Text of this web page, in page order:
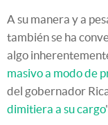
A su manera y a
también se ha
algo
masivo a modo de
del gobernador
dimitiera a su cargo